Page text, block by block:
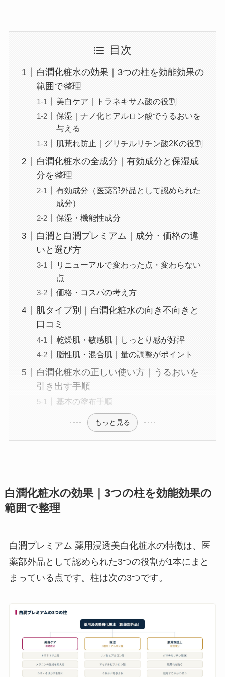
目次
白潤化粧水の効果｜3つの柱を効能効果の
範囲で整理
美白ケア｜トラネキサム酸の役割
保湿｜ナノ化ヒアルロン酸でうるおいを
与える
肌荒れ防止｜グリチルリチン酸2Kの役割
白潤化粧水の全成分｜有効成分と保湿成
分を整理
有効成分（医薬部外品として認められた
成分）
保湿・機能性成分
白潤と白潤プレミアム｜成分・価格の違
いと選び方
リニューアルで変わった点・変わらない
点
価格・コスパの考え方
肌タイプ別｜白潤化粧水の向き不向きと
口コミ
乾燥肌・敏感肌｜しっとり感が好評
脂性肌・混合肌｜量の調整がポイント
白潤化粧水の正しい使い方｜うるおいを
引き出す手順
基本の塗布手順
もっと見る
白潤化粧水の効果｜3つの柱を効能効果の
範囲で整理
白潤プレミアム 薬用浸透美白化粧水の特徴は、医
薬部外品として認められた3つの役割が1本にまと
まっている点です。柱は次の3つです。